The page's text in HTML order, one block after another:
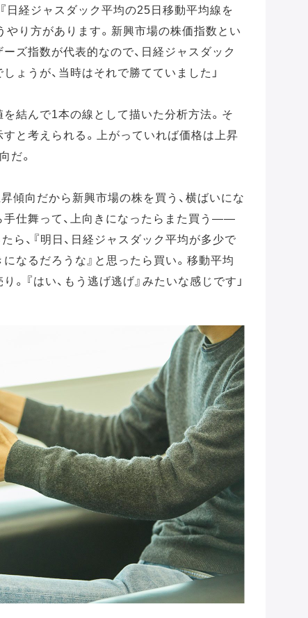
日経ジャスダック平均の25日移動平均線を
やり方があります。新興市場の株価指数とい
ズ指数が代表的なので、日経ジャスダック
ょうが、当時はそれで勝てていました」
結んで1本の線として描いた分析方法。そ
と考えられる。上がっていれば価格は上昇
だ。
傾向だから新興市場の株を買う、横ばいにな
手仕舞って、上向きになったらまた買う――
ら、『明日、日経ジャスダック平均が多少で
なるだろうな』と思ったら買い。移動平均
『はい、もう逃げ逃げ』みたいな感じです」